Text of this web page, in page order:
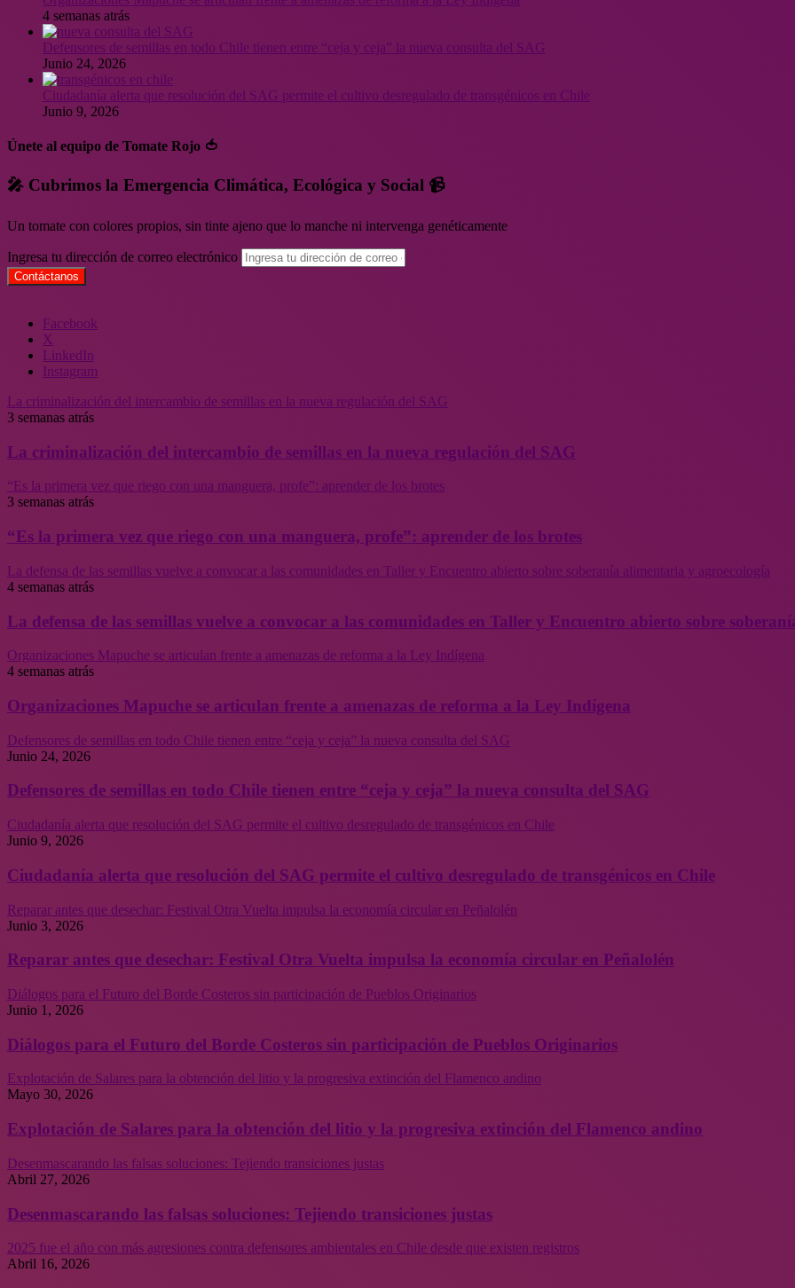
4 semanas atrás
Defensores de semillas en todo Chile tienen entre “ceja y ceja” la nueva consulta del SAG
Junio 24, 2026
Ciudadanía alerta que resolución del SAG permite el cultivo desregulado de transgénicos en Chile
Junio 9, 2026
Únete al equipo de Tomate Rojo 🍅
🎤 Cubrimos la Emergencia Climática, Ecológica y Social 📹
Un tomate con colores propios, sin tinte ajeno que lo manche ni intervenga genéticamente
Ingresa tu dirección de correo electrónico
Facebook
X
LinkedIn
Instagram
La criminalización del intercambio de semillas en la nueva regulación del SAG
3 semanas atrás
La criminalización del intercambio de semillas en la nueva regulación del SAG
“Es la primera vez que riego con una manguera, profe”: aprender de los brotes
3 semanas atrás
“Es la primera vez que riego con una manguera, profe”: aprender de los brotes
La defensa de las semillas vuelve a convocar a las comunidades en Taller y Encuentro abierto sobre soberanía alimentaria y agroecología
4 semanas atrás
La defensa de las semillas vuelve a convocar a las comunidades en Taller y Encuentro abierto sobre
Organizaciones Mapuche se articulan frente a amenazas de reforma a la Ley Indígena
4 semanas atrás
Organizaciones Mapuche se articulan frente a amenazas de reforma a la Ley Indígena
Defensores de semillas en todo Chile tienen entre “ceja y ceja” la nueva consulta del SAG
Junio 24, 2026
Defensores de semillas en todo Chile tienen entre “ceja y ceja” la nueva consulta del SAG
Ciudadanía alerta que resolución del SAG permite el cultivo desregulado de transgénicos en Chile
Junio 9, 2026
Ciudadanía alerta que resolución del SAG permite el cultivo desregulado de transgénicos en Chile
Reparar antes que desechar: Festival Otra Vuelta impulsa la economía circular en Peñalolén
Junio 3, 2026
Reparar antes que desechar: Festival Otra Vuelta impulsa la economía circular en Peñalolén
Diálogos para el Futuro del Borde Costeros sin participación de Pueblos Originarios
Junio 1, 2026
Diálogos para el Futuro del Borde Costeros sin participación de Pueblos Originarios
Explotación de Salares para la obtención del litio y la progresiva extinción del Flamenco andino
Mayo 30, 2026
Explotación de Salares para la obtención del litio y la progresiva extinción del Flamenco andino
Desenmascarando las falsas soluciones: Tejiendo transiciones justas
Abril 27, 2026
Desenmascarando las falsas soluciones: Tejiendo transiciones justas
2025 fue el año con más agresiones contra defensores ambientales en Chile desde que existen registros
Abril 16, 2026